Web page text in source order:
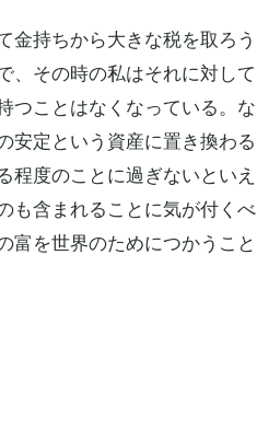
金持ちから大きな税を取ろう
、その時の私はそれに対して
つことはなくなっている。な
安定という資産に置き換わる
程度のことに過ぎないといえ
も含まれることに気が付くべ
富を世界のためにつかうこと